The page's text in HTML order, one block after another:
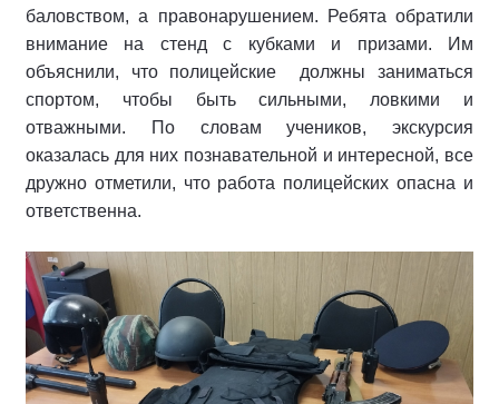
баловством, а правонарушением. Ребята обратили
внимание на стенд с кубками и призами. Им
объяснили, что полицейские должны заниматься
спортом, чтобы быть сильными, ловкими и
отважными. По словам учеников, экскурсия
оказалась для них познавательной и интересной, все
дружно отметили, что работа полицейских опасна и
ответственна.